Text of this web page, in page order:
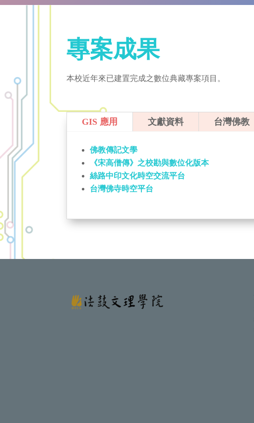
專案成果
本校近年來已建置完成之數位典藏專案項目。
GIS 應用 文獻資料 台灣佛教
佛教傳記文學
《宋高僧傳》之校勘與數位化版本
絲路中印文化時空交流平台
台灣佛寺時空平台